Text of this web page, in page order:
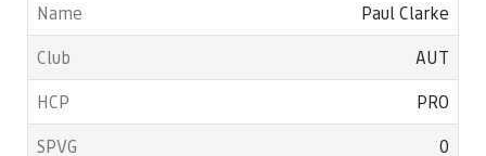
Paul Clarke
AUT
PRO
0